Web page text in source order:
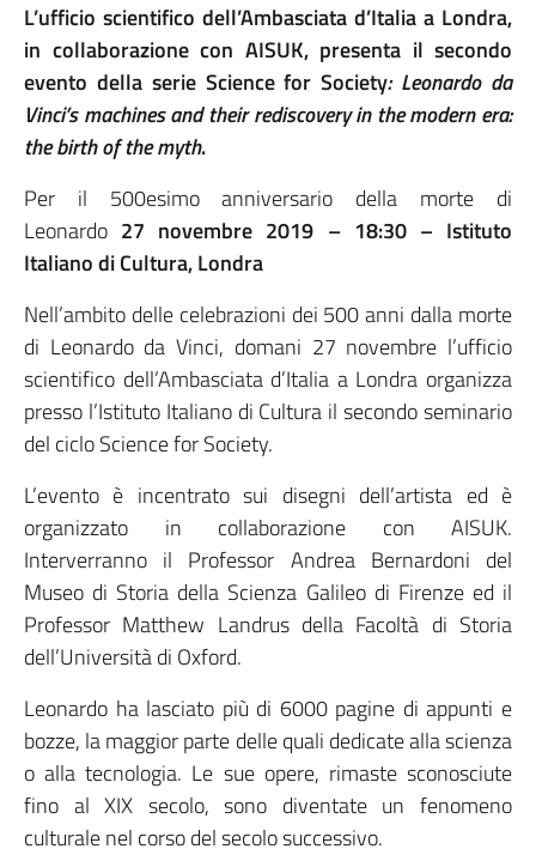
L’ufficio scientifico dell’Ambasciata d’Italia a Londra,
in collaborazione con AISUK, presenta il secondo
evento della serie Science for Society: Leonardo da
Vinci’s machines and their rediscovery in the modern era:
the birth of the myth.
Per il 500esimo anniversario della morte di
Leonardo 27 novembre 2019 – 18:30 – Istituto
Italiano di Cultura, Londra
Nell’ambito delle celebrazioni dei 500 anni dalla morte
di Leonardo da Vinci, domani 27 novembre l’ufficio
scientifico dell’Ambasciata d’Italia a Londra organizza
presso l’Istituto Italiano di Cultura il secondo seminario
del ciclo Science for Society.
L’evento è incentrato sui disegni dell’artista ed è
organizzato in collaborazione con AISUK.
Interverranno il Professor Andrea Bernardoni del
Museo di Storia della Scienza Galileo di Firenze ed il
Professor Matthew Landrus della Facoltà di Storia
dell’Università di Oxford.
Leonardo ha lasciato più di 6000 pagine di appunti e
bozze, la maggior parte delle quali dedicate alla scienza
o alla tecnologia. Le sue opere, rimaste sconosciute
fino al XIX secolo, sono diventate un fenomeno
culturale nel corso del secolo successivo.